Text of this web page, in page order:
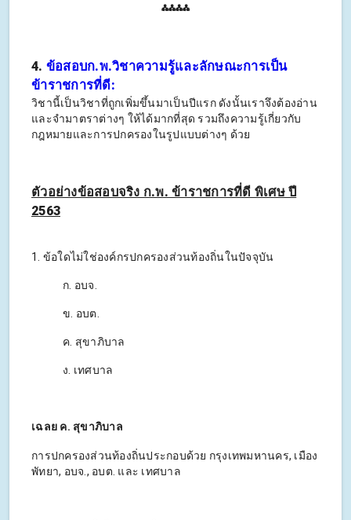
⁂⁂⁂⁂
4. ข้อสอบก.พ.วิชาความรู้และลักษณะการเป็น
ข้าราชการที่ดี:
วิชานี้เป็นวิชาที่ถูกเพิ่มขึ้นมาเป็นปีแรก ดังนั้นเราจึงต้องอ่าน
และจำมาตราต่างๆ ให้ได้มากที่สุด รวมถึงความรู้เกี่ยวกับ
กฎหมายและการปกครองในรูปแบบต่างๆ ด้วย
ตัวอย่างข้อสอบจริง ก.พ. ข้าราชการที่ดี พิเศษ ปี
2563
1. ข้อใดไม่ใช่องค์กรปกครองส่วนท้องถิ่นในปัจจุบัน
ก. อบจ.
ข. อบต.
ค. สุขาภิบาล
ง. เทศบาล
เฉลย ค. สุขาภิบาล
การปกครองส่วนท้องถิ่นประกอบด้วย กรุงเทพมหานคร, เมือง
พัทยา, อบจ., อบต. และ เทศบาล